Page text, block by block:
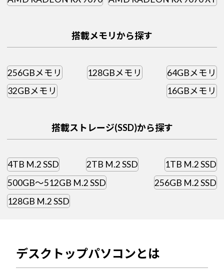
搭載メモリから探す
256GBメモリ 128GBメモリ
64GBメモリ
32GBメモリ
16GBメモリ
搭載ストレージ(SSD)から探す
4TB M.2 SSD 2TB M.2 SSD
1TB M.2 SSD
500GB～512GB M.2 SSD
256GB M.2 SSD
128GB M.2 SSD
デスクトップパソコンとは